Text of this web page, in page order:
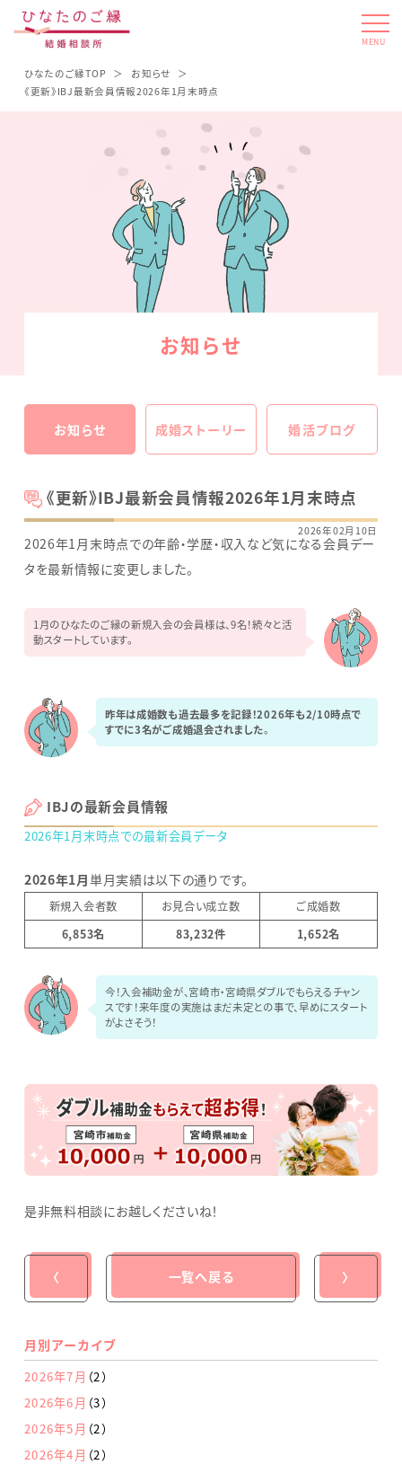
MENU
ひなたのご縁TOP
お知らせ
《更新》IBJ最新会員情報2026年1月末時点
お知らせ
お知らせ 成婚ストーリー 婚活ブログ
《更新》IBJ最新会員情報2026年1月末時点
2026年02月10日
2026年1月末時点での年齢・学歴・収入など気になる会員デー
タを最新情報に変更しました。
1月のひなたのご縁の新規入会の会員様は、9名！続々と活
動スタートしています。
昨年は成婚数も過去最多を記録！2026年も2/10時点で
すでに3名がご成婚退会されました。
IBJの最新会員情報
2026年1月末時点での最新会員データ
2026年1月単月実績は以下の通りです。
新規入会者数 お見合い成立数
ご成婚数
6,853名
83,232件 1,652名
今！入会補助金が、宮崎市・宮崎県ダブルでもらえるチャン
スです！来年度の実施はまだ未定との事で、早めにスタート
がよさそう！
是非無料相談にお越しくださいね！
〈 一覧へ戻る 〉
月別アーカイブ
2026年7月 （2）
2026年6月 （3）
2026年5月 （2）
2026年4月 （2）